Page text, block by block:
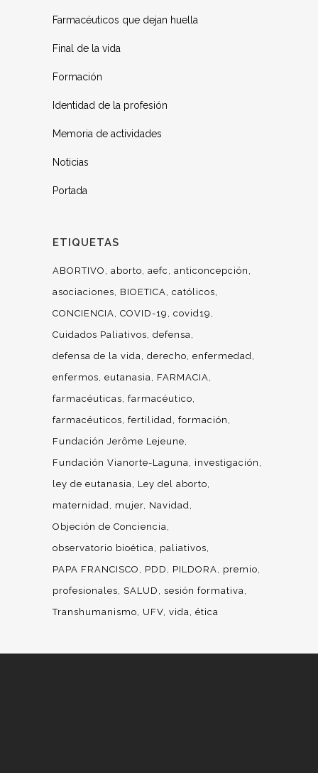
Farmacéuticos que dejan huella
Final de la vida
Formación
Identidad de la profesión
Memoria de actividades
Noticias
Portada
ETIQUETAS
ABORTIVO aborto aefc
anticoncepción
asociaciones
BIOETICA católicos
CONCIENCIA COVID-19
covid19
Cuidados Paliativos defensa
defensa de la vida derecho enfermedad
enfermos eutanasia
FARMACIA
farmacéuticas farmacéutico
farmacéuticos fertilidad formación
Fundación Jerôme Lejeune
Fundación Vianorte-Laguna
investigación
ley de eutanasia
Ley del aborto
maternidad
mujer Navidad
Objeción de Conciencia
observatorio bioética
paliativos
PAPA FRANCISCO
PDD PILDORA
premio
profesionales
SALUD
sesión formativa
Transhumanismo
UFV vida ética